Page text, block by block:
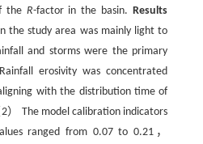
the R-factor in the basin.Results
the study area was mainly light to
and storms were the primary
erosivity was concentrated
with the distribution time of
） The model calibration indicators
ranged from 0.07 to 0.21，